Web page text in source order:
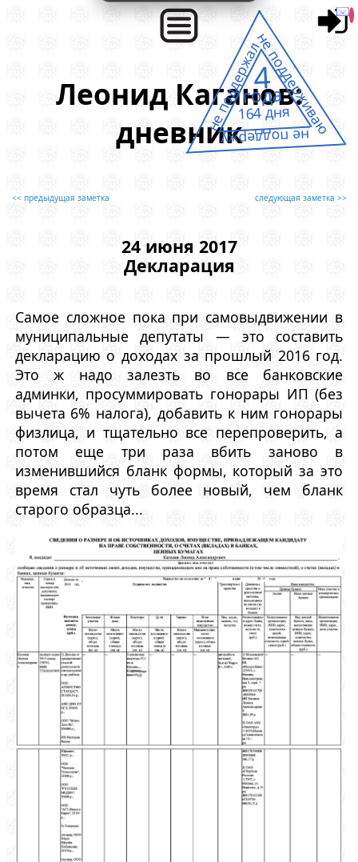
Леонид Каганов:
дневник
<< предыдущая заметка следующая заметка >>
24 июня 2017
Декларация
Самое сложное пока при самовыдвижении в
муниципальные депутаты — это составить
декларацию о доходах за прошлый 2016 год.
Это ж надо залезть во все банковские
админки, просуммировать гонорары ИП (без
вычета 6% налога), добавить к ним гонорары
физлица, и тщательно все перепроверить, а
потом еще три раза вбить заново в
изменившийся бланк формы, который за это
время стал чуть более новый, чем бланк
старого образца...
не поддержалне поддерживаю
не поддержу
4
года
164 дня